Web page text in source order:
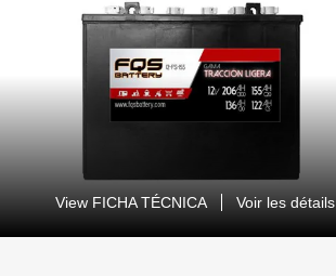
View FICHA TÉCNICA Voir les détails